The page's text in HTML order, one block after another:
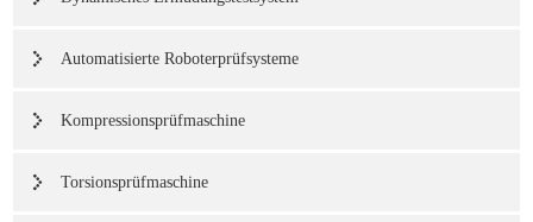
Automatisierte Roboterprüfsysteme
Kompressionsprüfmaschine
Torsionsprüfmaschine